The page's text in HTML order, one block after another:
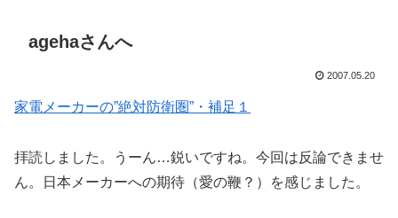
agehaさんへ
2007.05.20
家電メーカーの”絶対防衛圏”・補足１
拝読しました。うーん…鋭いですね。今回は反論できませ
ん。日本メーカーへの期待（愛の鞭？）を感じました。